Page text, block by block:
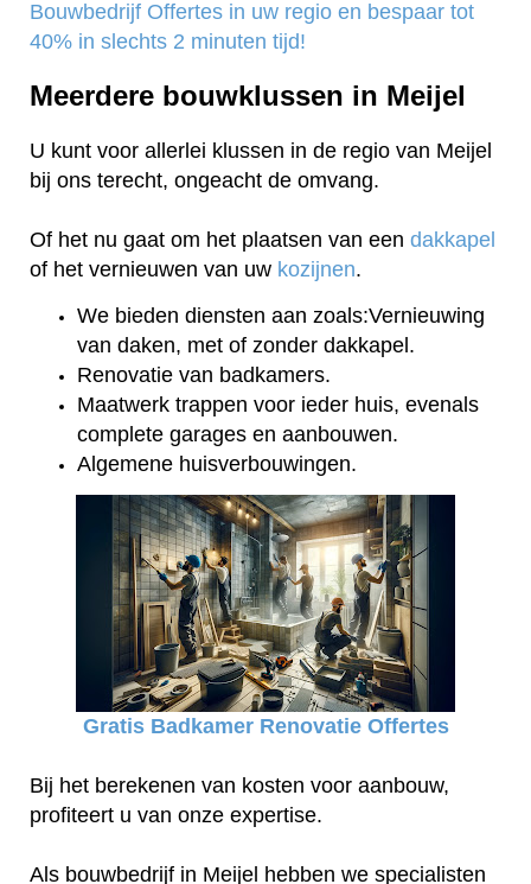
Bouwbedrijf Offertes in uw regio en bespaar tot
40% in slechts 2 minuten tijd!
Meerdere bouwklussen in Meijel
U kunt voor allerlei klussen in de regio van Meijel
bij ons terecht, ongeacht de omvang.
Of het nu gaat om het plaatsen van een dakkapel
of het vernieuwen van uw kozijnen.
We bieden diensten aan zoals:Vernieuwing
van daken, met of zonder dakkapel.
Renovatie van badkamers.
Maatwerk trappen voor ieder huis, evenals
complete garages en aanbouwen.
Algemene huisverbouwingen.
Gratis Badkamer Renovatie Offertes
Bij het berekenen van kosten voor aanbouw,
profiteert u van onze expertise.
Als bouwbedrijf in Meijel hebben we specialisten